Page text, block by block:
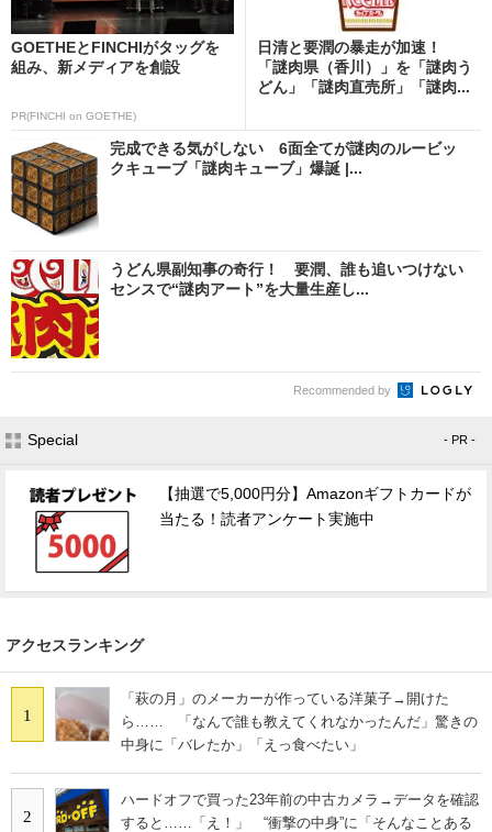
GOETHEとFINCHIがタッグを
組み、新メディアを創設
PR(FINCHI on GOETHE)
日清と要潤の暴走が加速！
「謎肉県（香川）」を「謎肉う
どん」「謎肉直売所」「謎肉...
完成できる気がしない 6面全てが謎肉のルービッ
クキューブ「謎肉キューブ」爆誕 |...
うどん県副知事の奇行！ 要潤、誰も追いつけない
センスで“謎肉アート”を大量生産し...
Recommended by
Special - PR -
【抽選で5,000円分】Amazonギフトカードが
当たる！読者アンケート実施中
アクセスランキング
1
「萩の月」のメーカーが作っている洋菓子→開けた
ら…… 「なんで誰も教えてくれなかったんだ」驚きの
中身に「バレたか」「えっ食べたい」
2
ハードオフで買った23年前の中古カメラ→データを確認
すると……「え！」 “衝撃の中身”に「そんなことある